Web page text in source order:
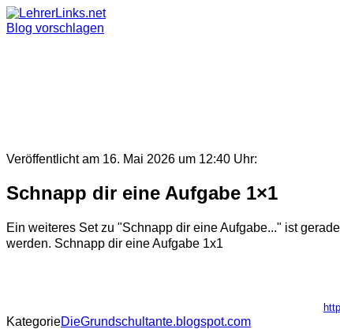
Skip
to
Blog vorschlagen
Veröffentlicht am 16. Mai 2026 um 12:40 Uhr:
Schnapp dir eine Aufgabe 1×1
Ein weiteres Set zu "Schnapp dir eine Aufgabe..." ist
werden. Schnapp dir eine Aufgabe 1x1
KategorieDieGrundschultante.blogspot.com